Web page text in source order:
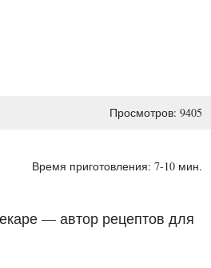
Просмотров: 9405
Время приготовления: 7-10 мин.